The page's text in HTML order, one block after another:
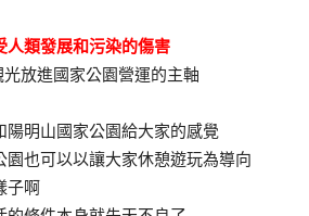
人類發展和污染的傷害
放進國家公園營運的主軸
陽明山國家公園給大家的感覺
園也可以以讓大家休憩遊玩為導向
子啊